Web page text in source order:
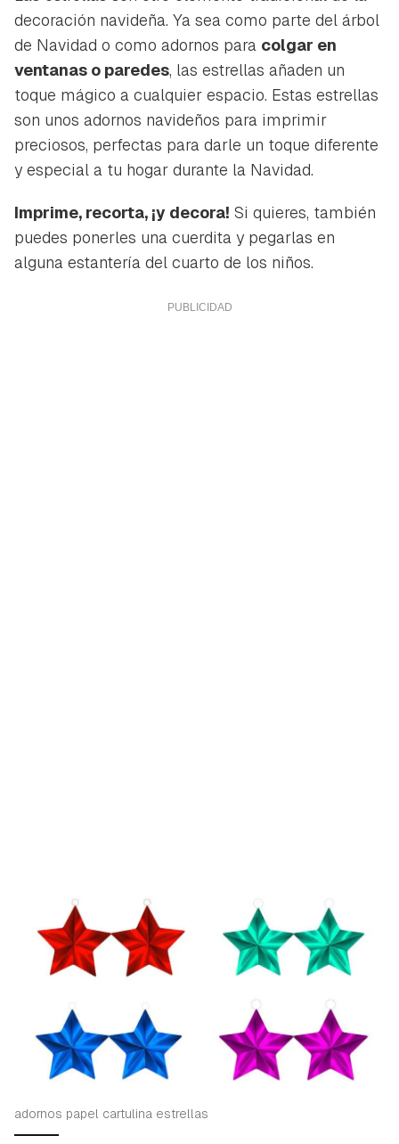
decoración navideña. Ya sea como parte del árbol
de Navidad o como adornos para colgar en
ventanas o paredes, las estrellas añaden un
toque mágico a cualquier espacio. Estas estrellas
son unos adornos navideños para imprimir
preciosos, perfectas para darle un toque diferente
y especial a tu hogar durante la Navidad.
Imprime, recorta, ¡y decora! Si quieres, también
puedes ponerles una cuerdita y pegarlas en
alguna estantería del cuarto de los niños.
adornos papel cartulina estrellas